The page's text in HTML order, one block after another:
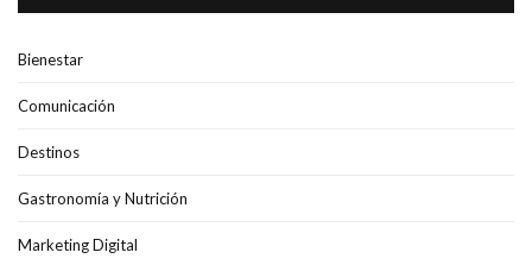
Bienestar
Comunicación
Destinos
Gastronomía y Nutrición
Marketing Digital